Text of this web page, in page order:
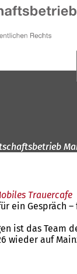
Trauercafe
ein Gespräch
ist das Team
wieder auf